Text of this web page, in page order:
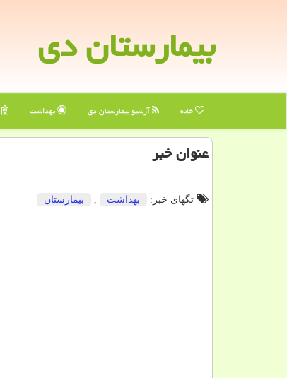
بیمارستان دی
خانه آرشیو بیمارستان دی بهداشت
عنوان خبر
تگهای خبر: بهداشت , بیمارستان